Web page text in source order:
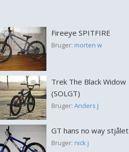
Fireeye SPITFIRE
Bruger: morten w
Trek The Black Widow
(SOLGT)
Bruger: Anders J
GT hans no way stjålet
Bruger: nick j